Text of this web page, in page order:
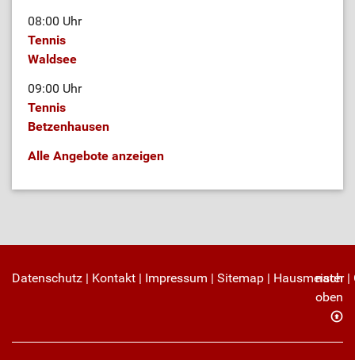
08:00 Uhr
Tennis
Waldsee
09:00 Uhr
Tennis
Betzenhausen
Alle Angebote anzeigen
Datenschutz | Kontakt | Impressum | Sitemap | Hausmeister|
nach
oben